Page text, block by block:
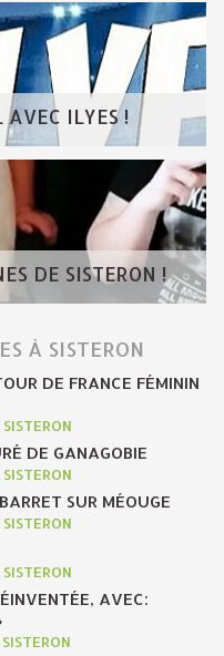
AVEC ILYES !
DE SISTERON !
À SISTERON
DE FRANCE FÉMININ
DE GANAGOBIE
SUR MÉOUGE
AVEC: